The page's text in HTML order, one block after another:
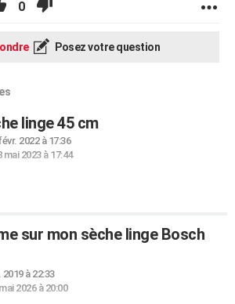
0
Posez votre question
linge 45 cm
2022 à 17:36
mai 2023 à 17:44
sur mon sèche linge Bosch
2019 à 22:33
2026 à 20:00